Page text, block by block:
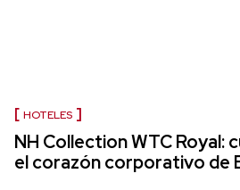
HOTELES
NH Collection WTC Royal:
el corazón corporativo de